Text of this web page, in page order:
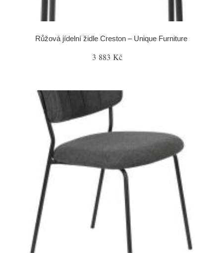
Růžová jídelní židle Creston – Unique Furniture
3 883 Kč